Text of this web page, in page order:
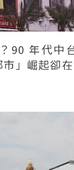
90 年代中
」崛起卻